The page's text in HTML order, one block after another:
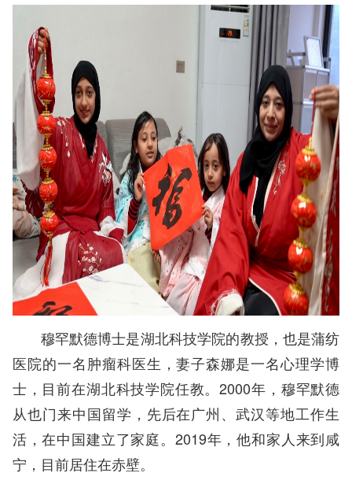
穆罕默德博士是湖北科技学院的教授，也是蒲纺
医院的一名肿瘤科医生，妻子森娜是一名心理学博
士，目前在湖北科技学院任教。2000年，穆罕默德
从也门来中国留学，先后在广州、武汉等地工作生
活，在中国建立了家庭。2019年，他和家人来到咸
宁，目前居住在赤壁。